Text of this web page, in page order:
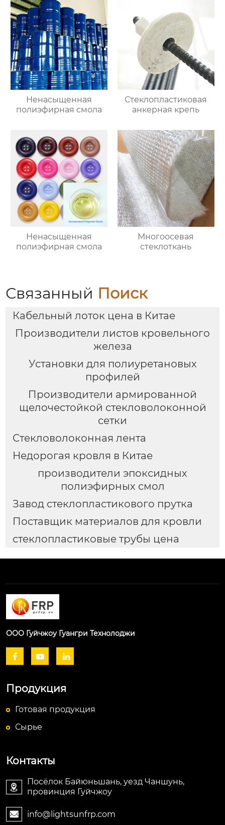
полимера
Ненасыщенная
полиэфирная смола
Стеклопластиковая
анкерная крепь
Ненасыщенная
полиэфирная смола
Многоосевая
стеклоткань
Связанный Поиск
Кабельный лоток цена в Китае
Производители листов кровельного
железа
Установки для полиуретановых
профилей
Производители армированной
щелочестойкой стекловолоконной
сетки
Стекловолоконная лента
Недорогая кровля в Китае
производители эпоксидных
полиэфирных смол
Завод стеклопластикового прутка
Поставщик материалов для кровли
стеклопластиковые трубы цена
ООО Гуйчжоу Гуангри Технолоджи
  
Продукция
Готовая продукция
Сырье
Контакты

Посёлок Байюньшань, уезд Чаншунь,
провинция Гуйчжоу
 info@lightsunfrp.com